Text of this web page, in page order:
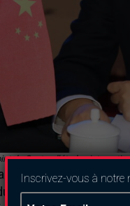
du Centre d’études
Kambiré, chargé
Tourisme du
Inscrivez-vous à notre